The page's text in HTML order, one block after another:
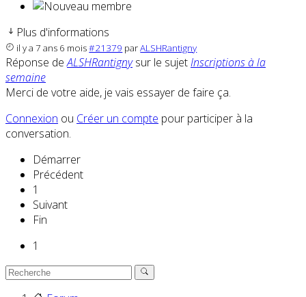
Plus d'informations
il y a 7 ans 6 mois#21379 parALSHRantigny
Réponse deALSHRantignysur le sujetInscriptions à la
semaine
Merci de votre aide, je vais essayer de faire ça.
Connexion ou Créer un compte pour participer à la
conversation.
Démarrer
Précédent
1
Suivant
Fin
1